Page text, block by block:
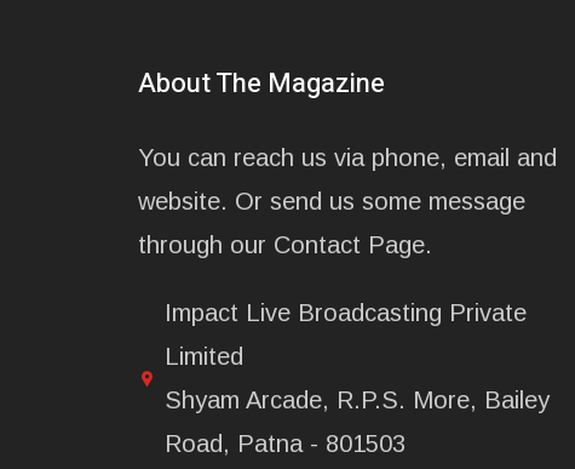
About The Magazine
You can reach us via phone, email and
website. Or send us some message
through our Contact Page.
Impact Live Broadcasting Private
Limited
Shyam Arcade, R.P.S. More, Bailey
Road, Patna - 801503